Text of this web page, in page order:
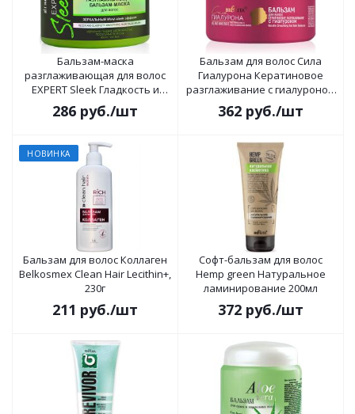
Бальзам-маска
разглаживающая для волос
EXPERT Sleek Гладкость и
Эластичность 300мл
286 руб./шт
Бальзам для волос Сила
Гиалурона Кератиновое
разглаживание с гиалуроном
300мл
362 руб./шт
НОВИНКА
Бальзам для волос Коллаген
Belkosmex Clean Hair Lecithin+,
230г
211 руб./шт
Софт-бальзам для волос
Hemp green Натуральное
ламинирование 200мл
372 руб./шт